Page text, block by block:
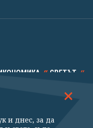
СВЕТЪТ
КАЛЕЙДОСКОП
и днес, за да